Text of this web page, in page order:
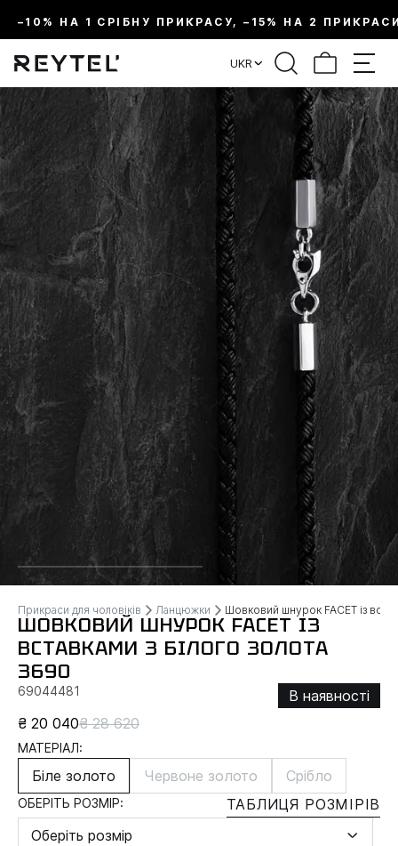
–10% НА 1 СРІБНУ ПРИКРАСУ, –15% НА 2
UKR
Прикраси для чоловіків Ланцюжки Шовковий шнурок FACET із
ШОВКОВИЙ ШНУРОК FACET ІЗ
ВСТАВКАМИ З БІЛОГО ЗОЛОТА
3690
69044481
В наявності
₴ 20 040₴ 28 620
МАТЕРІАЛ:
Біле золото Червоне золото Срібло
ОБЕРІТЬ РОЗМІР:
ТАБЛИЦЯ РОЗМІРІВ
Оберіть розмір